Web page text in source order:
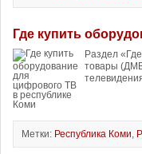
Где купить
Раздел
товары (ДМВ
Метки: Республика Коми,